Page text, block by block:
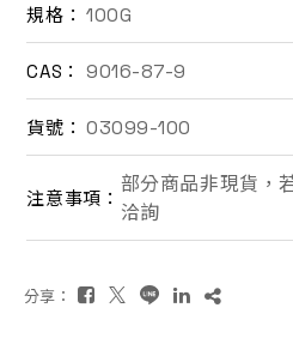
規格： 100G
CAS： 9016-87-9
貨號： 03099-100
注意事項：
部分商品非現貨，
洽詢
分享：
詢價